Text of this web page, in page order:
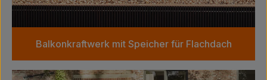
Balkonkraftwerk mit Speicher für Flachdach